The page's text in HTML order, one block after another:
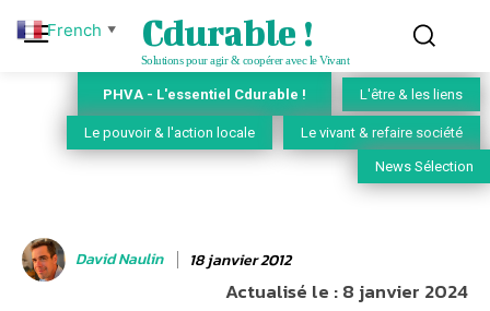
Cdurable !
Solutions pour agir & coopérer avec le Vivant
PHVA - L'essentiel Cdurable ! L'être & les liens
Le pouvoir & l'action locale Le vivant & refaire société
News Sélection
David Naulin 18 janvier 2012
Actualisé le :8 janvier 2024
French ▼